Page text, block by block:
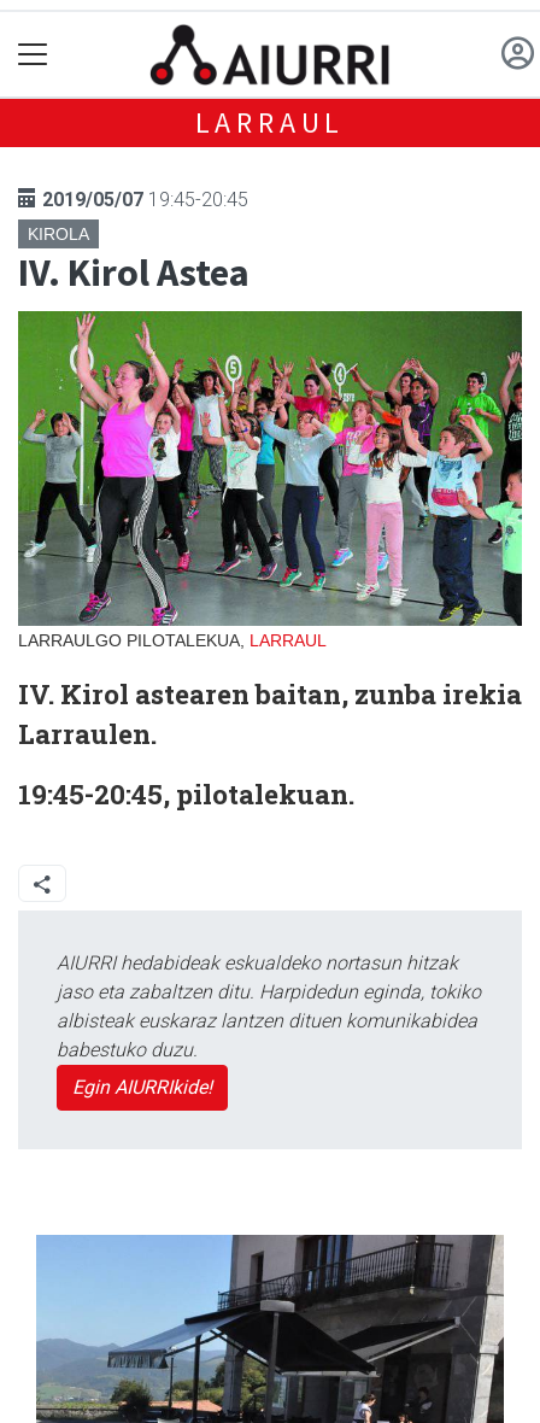
LARRAUL
2019/05/07 19:45-20:45
KIROLA
IV. Kirol Astea
LARRAULGO PILOTALEKUA, LARRAUL
IV. Kirol astearen baitan, zunba irekia
Larraulen.
19:45-20:45, pilotalekuan.
AIURRI hedabideak eskualdeko nortasun hitzak
jaso eta zabaltzen ditu. Harpidedun eginda, tokiko
albisteak euskaraz lantzen dituen komunikabidea
babestuko duzu.
Egin AIURRIkide!